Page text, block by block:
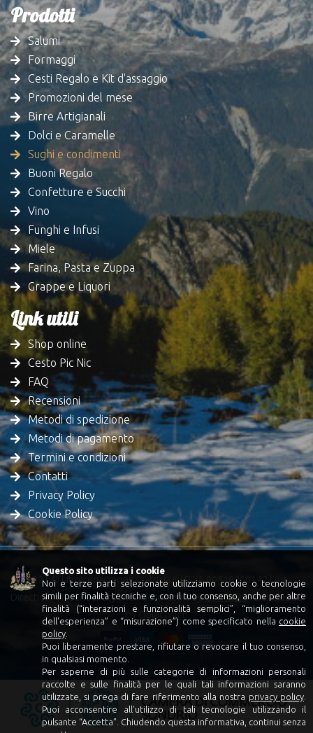
Prodotti
Salumi
Formaggi
Cesti Regalo e Kit d'assaggio
Promozioni del mese
Birre Artigianali
Dolci e Caramelle
Sughi e condimenti
Buoni Regalo
Confetture e Succhi
Vino
Funghi e Infusi
Miele
Farina, Pasta e Zuppa
Grappe e Liquori
Link utili
Shop online
Cesto Pic Nic
FAQ
Recensioni
Metodi di spedizione
Metodi di pagamento
Termini e condizioni
Contatti
Privacy Policy
Cookie Policy
2021 © labottegadinonnapatrizia.it | PIVA 00518200142 | Art
Direction, Visual Identity and Photoraphic byCondivisa- Developed
by ObjectWeb
Questo sito utilizza i cookie
Noi e terze parti selezionate utilizziamo cookie o tecnologie
simili per finalità tecniche e, con il tuo consenso, anche per altre
finalità (“interazioni e funzionalità semplici”, “miglioramento
dell'esperienza” e “misurazione”) come specificato nella cookie
policy
Puoi liberamente prestare, rifiutare o revocare il tuo consenso,
in qualsiasi momento.
Per saperne di più sulle categorie di informazioni personali
raccolte e sulle finalità per le quali tali informazioni saranno
utilizzate, si prega di fare riferimento alla nostraprivacy policy
Puoi acconsentire all’utilizzo di tali tecnologie utilizzando il
pulsante “Accetta”. Chiudendo questa informativa, continui senza